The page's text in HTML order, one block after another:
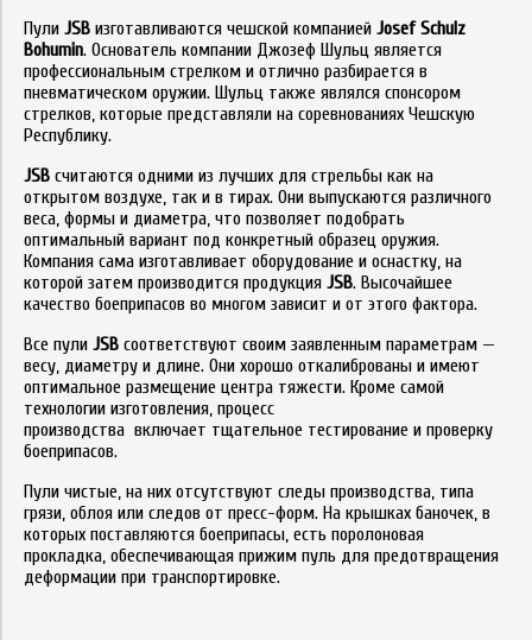
Пули JSB изготавливаются чешской компанией Josef Schulz
Bohumin. Основатель компании Джозеф Шульц является
профессиональным стрелком и отлично разбирается в
пневматическом оружии. Шульц также являлся спонсором
стрелков, которые представляли на соревнованиях Чешскую
Республику.
JSB считаются одними из лучших для стрельбы как на
открытом воздухе, так и в тирах. Они выпускаются различного
веса, формы и диаметра, что позволяет подобрать
оптимальный вариант под конкретный образец оружия.
Компания сама изготавливает оборудование и оснастку, на
которой затем производится продукция JSB. Высочайшее
качество боеприпасов во многом зависит и от этого фактора.
Все пули JSB соответствуют своим заявленным параметрам —
весу, диаметру и длине. Они хорошо откалиброваны и имеют
оптимальное размещение центра тяжести. Кроме самой
технологии изготовления, процесс
производства включает тщательное тестирование и проверку
боеприпасов.
Пули чистые, на них отсутствуют следы производства, типа
грязи, облоя или следов от пресс-форм. На крышках баночек, в
которых поставляются боеприпасы, есть поролоновая
прокладка, обеспечивающая прижим пуль для предотвращения
деформации при транспортировке.